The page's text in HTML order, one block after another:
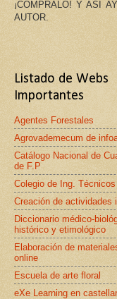
¡CÓMPRALO! Y ASÍ
AUTOR.
Listado de Webs
Importantes
Agentes Forestales
Agrovademecum de
Catálogo Nacional de
de F.P
Colegio de Ing.
Creación de actividades
Diccionario médico-
histórico y etimológico
Elaboración de
online
Escuela de arte floral
eXe Learning en